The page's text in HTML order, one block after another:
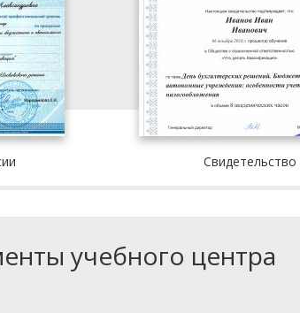
Свидетельство
учебного центра